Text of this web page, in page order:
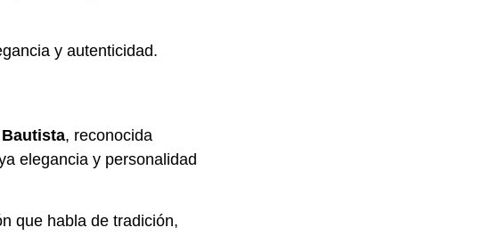
y autenticidad.
, reconocida
elegancia y personalidad
que habla de tradición,